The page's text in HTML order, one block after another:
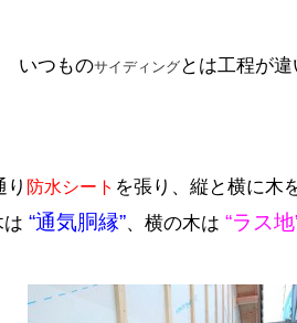
いつものサイディングとは工程が違
り 防水シート を張り、縦と横に木
は “通気胴縁”、横の木は “ラス地